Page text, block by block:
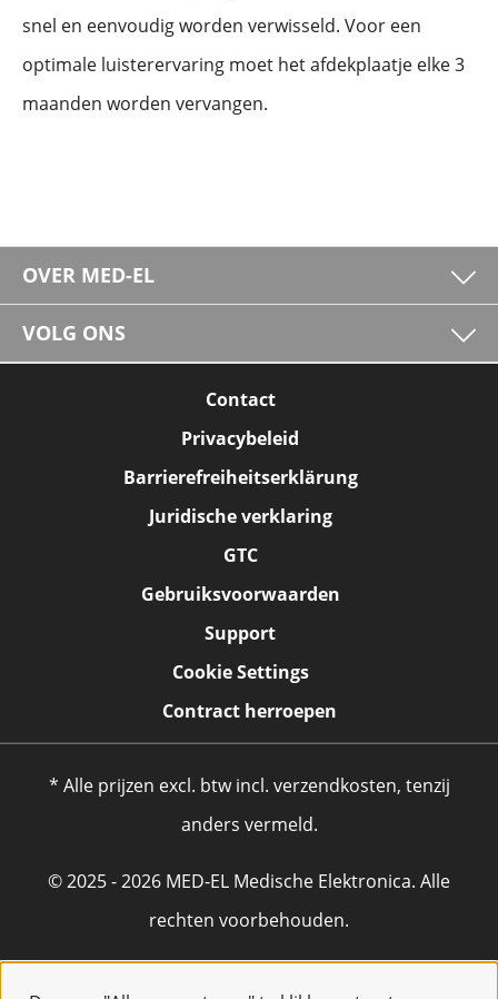
snel en eenvoudig worden verwisseld. Voor een
optimale luisterervaring moet het afdekplaatje elke 3
maanden worden vervangen.
OVER MED-EL
VOLG ONS
Contact
Privacybeleid
Barrierefreiheitserklärung
Juridische verklaring
GTC
Gebruiksvoorwaarden
Support
Cookie Settings
Contract herroepen
* Alle prijzen excl. btw incl. verzendkosten, tenzij
anders vermeld.
© 2025 - 2026 MED-EL Medische Elektronica. Alle
rechten voorbehouden.